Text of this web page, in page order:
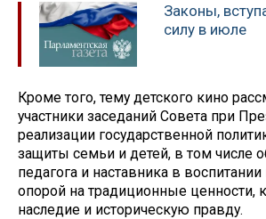
Законы,
силу в июле
Кроме того, тему детского кино
участники заседаний Совета при
реализации государственной
защиты семьи и детей, в том числе
педагога и наставника в
опорой на традиционные ценности,
наследие и историческую правду.